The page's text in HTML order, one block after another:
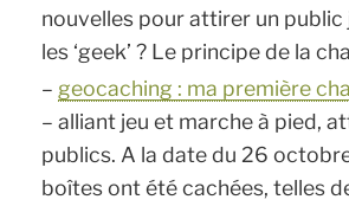
nouvelles pour attirer un public
les ‘geek’ ? Le principe de la
– geocaching : ma première
– alliant jeu et marche à pied,
publics. A la date du 26
boîtes ont été cachées, telles